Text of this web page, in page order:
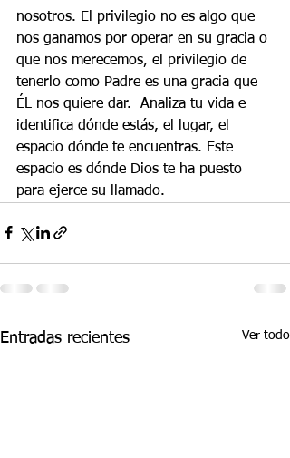
nosotros. El privilegio no es algo que
nos ganamos por operar en su gracia o
que nos merecemos, el privilegio de
tenerlo como Padre es una gracia que
ÉL nos quiere dar.  Analiza tu vida e
identifica dónde estás, el lugar, el
espacio dónde te encuentras. Este
espacio es dónde Dios te ha puesto
para ejerce su llamado.
Entradas recientes Ver todo